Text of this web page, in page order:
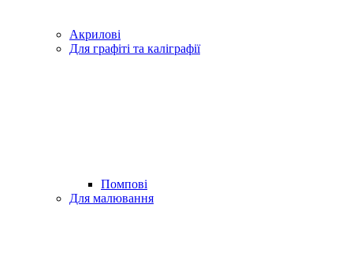
Акрилові
Для графіті та каліграфії
Помпові
Для малювання